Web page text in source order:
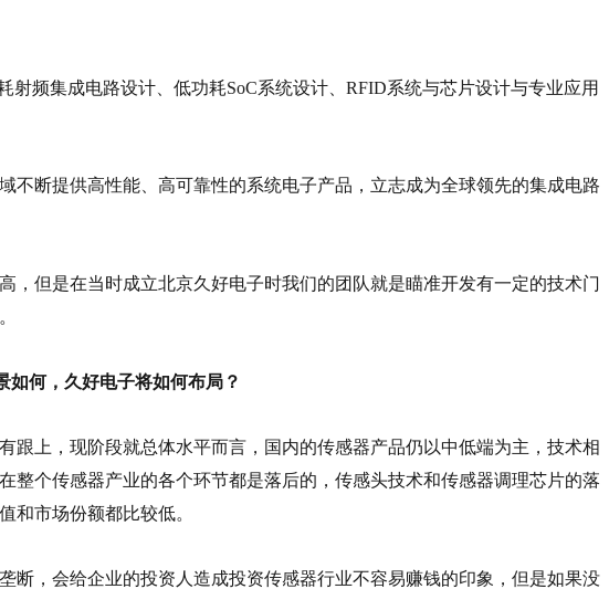
频集成电路设计、低功耗SoC系统设计、RFID系统与芯片设计与专业应用
断提供高性能、高可靠性的系统电子产品，立志成为全球领先的集成电路
但是在当时成立北京久好电子时我们的团队就是瞄准开发有一定的技术门
何，久好电子将如何布局？
上，现阶段就总体水平而言，国内的传感器产品仍以中低端为主，技术相
个传感器产业的各个环节都是落后的，传感头技术和传感器调理芯片的落
和市场份额都比较低。
断，会给企业的投资人造成投资传感器行业不容易赚钱的印象，但是如果没